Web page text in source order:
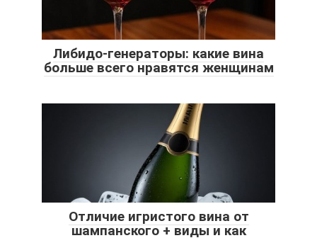
Либидо-генераторы: какие вина
больше всего нравятся женщинам
Отличие игристого вина от
шампанского + виды и как